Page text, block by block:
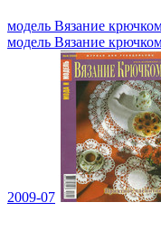
модель Вязание
модель Вязание
2009-07